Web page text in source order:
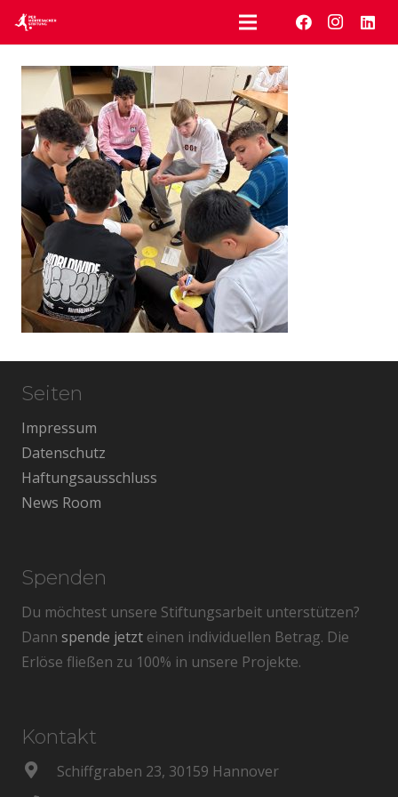
Seiten
Impressum
Datenschutz
Haftungsausschluss
News Room
Spenden
Du möchtest unsere Stiftungsarbeit unterstützen?
Dann spende jetzt einen individuellen Betrag. Die
Erlöse fließen zu 100% in unsere Projekte.
Kontakt
Schiffgraben 23, 30159 Hannover